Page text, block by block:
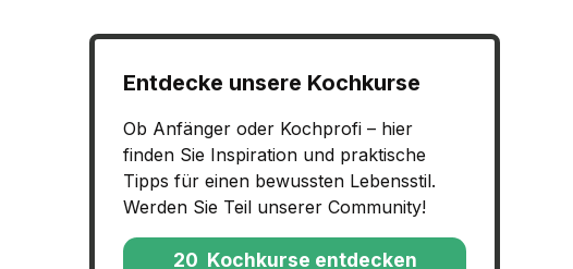
Entdecke unsere Kochkurse
Ob Anfänger oder Kochprofi – hier
finden Sie Inspiration und praktische
Tipps für einen bewussten Lebensstil.
Werden Sie Teil unserer Community!
20 Kochkurse entdecken